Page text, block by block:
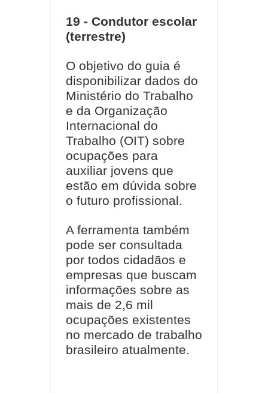
19 - Condutor escolar
(terrestre)
O objetivo do guia é
disponibilizar dados do
Ministério do Trabalho
e da Organização
Internacional do
Trabalho (OIT) sobre
ocupações para
auxiliar jovens que
estão em dúvida sobre
o futuro profissional.
A ferramenta também
pode ser consultada
por todos cidadãos e
empresas que buscam
informações sobre as
mais de 2,6 mil
ocupações existentes
no mercado de trabalho
brasileiro atualmente.